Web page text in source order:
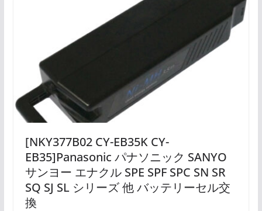
[NKY377B02 CY-EB35K CY-
EB35]Panasonic パナソニック SANYO
サンヨー エナクル SPE SPF SPC SN SR
SQ SJ SL シリーズ 他 バッテリーセル交
換